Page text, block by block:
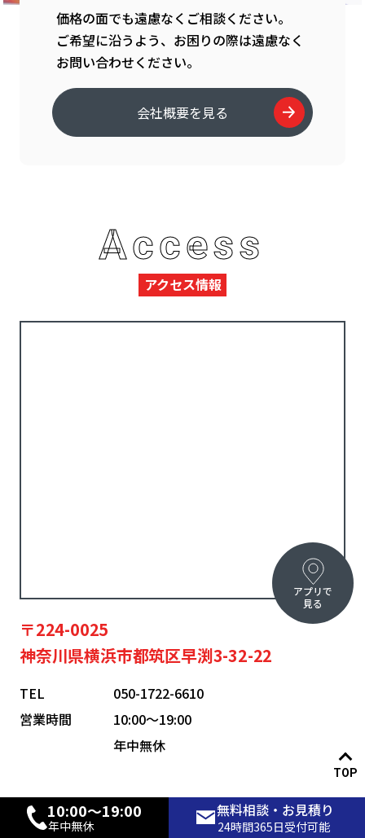
価格の面でも遠慮なくご相談ください。
ご希望に沿うよう、お困りの際は遠慮なく
お問い合わせください。
会社概要を見る
Access
アクセス情報
〒224-0025
神奈川県横浜市都筑区早渕3-32-22
TEL
050-1722-6610
営業時間
10:00〜19:00
年中無休
アプリで
見る
10:00〜19:00
年中無休
無料相談・お見積り
24時間365日受付可能
TOP